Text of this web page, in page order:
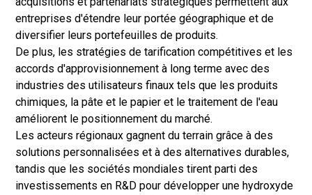
entreprises d'étendre leur portée géographique et de
diversifier leurs portefeuilles de produits.
De plus, les stratégies de tarification compétitives et les
accords d'approvisionnement à long terme avec des
industries des utilisateurs finaux tels que les produits
chimiques, la pâte et le papier et le traitement de l'eau
améliorent le positionnement du marché.
Les acteurs régionaux gagnent du terrain grâce à des
solutions personnalisées et à des alternatives durables,
tandis que les sociétés mondiales tirent parti des
investissements en R&D pour développer une hydroxyde